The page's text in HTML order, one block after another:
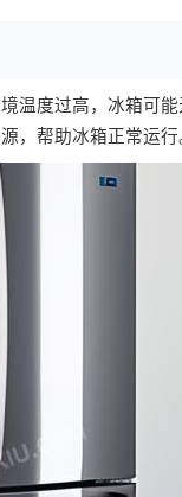
温度过高，冰箱可
，帮助冰箱正常运行